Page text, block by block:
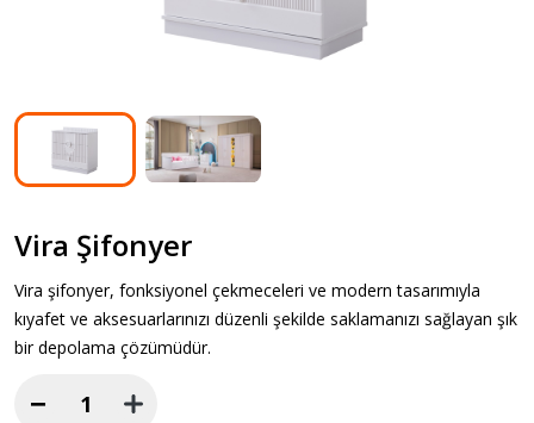
Vira Şifonyer
Vira şifonyer, fonksiyonel çekmeceleri ve modern tasarımıyla
kıyafet ve aksesuarlarınızı düzenli şekilde saklamanızı sağlayan şık
bir depolama çözümüdür.
Vira
−